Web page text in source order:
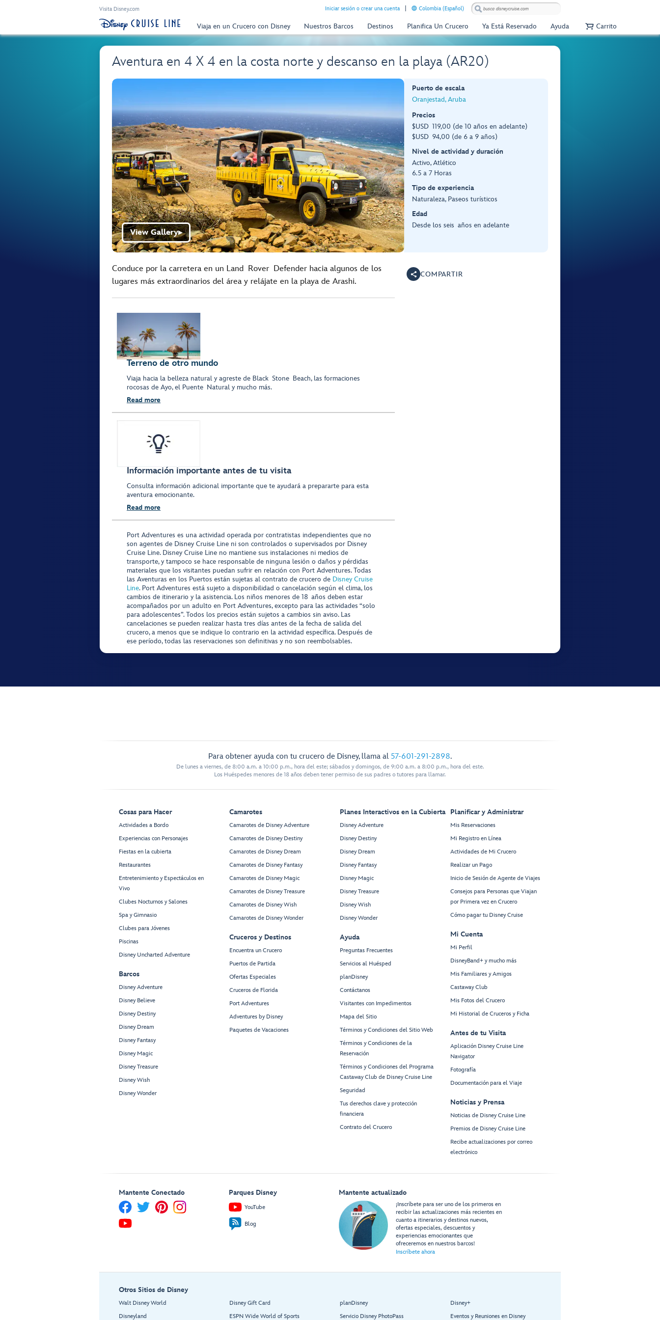
Visita Disney.com Iniciar sesión o crear una cuenta Colombia (Español)
Viaja en un Crucero con Disney Nuestros Barcos Destinos Planifica Un Crucero Ya Está Reservado Ayuda Carrito
Aventura en 4 X 4 en la costa norte y descanso en la playa (AR20)
View Gallery▶
Puerto de escala
Oranjestad, Aruba
Precios
$USD 119,00 (de 10 años en adelante)
$USD 94,00 (de 6 a 9 años)
Nivel de actividad y duración
Activo, Atlético
6.5 a 7 Horas
Tipo de experiencia
Naturaleza, Paseos turísticos
Edad
Desde los seis años en adelante
Conduce por la carretera en un Land Rover Defender hacia algunos de los
lugares más extraordinarios del área y relájate en la playa de Arashi.
Terreno de otro mundo
Viaja hacia la belleza natural y agreste de Black Stone Beach, las formaciones
rocosas de Ayo, el Puente Natural y mucho más.
Read more
Información importante antes de tu visita
Consulta información adicional importante que te ayudará a prepararte para esta
aventura emocionante.
Read more
Port Adventures es una actividad operada por contratistas independientes que no
son agentes de Disney Cruise Line ni son controlados o supervisados por Disney
Cruise Line. Disney Cruise Line no mantiene sus instalaciones ni medios de
transporte, y tampoco se hace responsable de ninguna lesión o daños y pérdidas
materiales que los visitantes puedan sufrir en relación con Port Adventures. Todas
las Aventuras en los Puertos están sujetas al contrato de crucero de Disney Cruise
Line. Port Adventures está sujeto a disponibilidad o cancelación según el clima, los
cambios de itinerario y la asistencia. Los niños menores de 18 años deben estar
acompañados por un adulto en Port Adventures, excepto para las actividades “solo
para adolescentes”. Todos los precios están sujetos a cambios sin aviso. Las
cancelaciones se pueden realizar hasta tres días antes de la fecha de salida del
crucero, a menos que se indique lo contrario en la actividad específica. Después de
ese período, todas las reservaciones son definitivas y no son reembolsables.
COMPARTIR
Para obtener ayuda con tu crucero de Disney, llama al 57-601-291-2898.
De lunes a viernes, de 8:00 a.m. a 10:00 p.m., hora del este; sábados y domingos, de 9:00 a.m. a 8:00 p.m., hora del este.
Los Huéspedes menores de 18 años deben tener permiso de sus padres o tutores para llamar.
Cosas para Hacer
Actividades a Bordo
Experiencias con Personajes
Fiestas en la cubierta
Restaurantes
Entretenimiento y Espectáculos en
Vivo
Clubes Nocturnos y Salones
Spa y Gimnasio
Clubes para Jóvenes
Piscinas
Disney Uncharted Adventure
Barcos
Disney Adventure
Disney Believe
Disney Destiny
Disney Dream
Disney Fantasy
Disney Magic
Disney Treasure
Disney Wish
Disney Wonder
Camarotes
Camarotes de Disney Adventure
Camarotes de Disney Destiny
Camarotes de Disney Dream
Camarotes de Disney Fantasy
Camarotes de Disney Magic
Camarotes de Disney Treasure
Camarotes de Disney Wish
Camarotes de Disney Wonder
Cruceros y Destinos
Encuentra un Crucero
Puertos de Partida
Ofertas Especiales
Cruceros de Florida
Port Adventures
Adventures by Disney
Paquetes de Vacaciones
Planes Interactivos en la Cubierta
Disney Adventure
Disney Destiny
Disney Dream
Disney Fantasy
Disney Magic
Disney Treasure
Disney Wish
Disney Wonder
Ayuda
Preguntas Frecuentes
Servicios al Huésped
planDisney
Contáctanos
Visitantes con Impedimentos
Mapa del Sitio
Términos y Condiciones del Sitio Web
Términos y Condiciones de la
Reservación
Términos y Condiciones del Programa
Castaway Club de Disney Cruise Line
Seguridad
Tus derechos clave y protección
financiera
Contrato del Crucero
Planificar y Administrar
Mis Reservaciones
Mi Registro en Línea
Actividades de Mi Crucero
Realizar un Pago
Inicio de Sesión de Agente de Viajes
Consejos para Personas que Viajan
por Primera vez en Crucero
Cómo pagar tu Disney Cruise
Mi Cuenta
Mi Perfil
DisneyBand+ y mucho más
Mis Familiares y Amigos
Castaway Club
Mis Fotos del Crucero
Mi Historial de Cruceros y Ficha
Antes de tu Visita
Aplicación Disney Cruise Line
Navigator
Fotografía
Documentación para el Viaje
Noticias y Prensa
Noticias de Disney Cruise Line
Premios de Disney Cruise Line
Recibe actualizaciones por correo
electrónico
Mantente Conectado Parques Disney
YouTube
Blog
Mantente actualizado
¡Inscríbete para ser uno de los primeros en
recibir las actualizaciones más recientes en
cuanto a itinerarios y destinos nuevos,
ofertas especiales, descuentos y
experiencias emocionantes que
ofreceremos en nuestros barcos!
Inscríbete ahora
Otros Sitios de Disney
Walt Disney World
Disneyland
Disney Gift Card
ESPN Wide World of Sports
planDisney
Servicio Disney PhotoPass
Disney+
Eventos y Reuniones en Disney